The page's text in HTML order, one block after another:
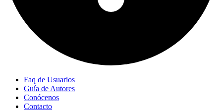
Faq de Usuarios
Guía de Autores
Conócenos
Contacto